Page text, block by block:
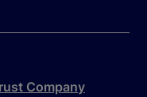
Company